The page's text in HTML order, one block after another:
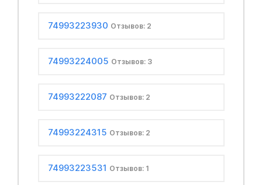
74993223930 Отзывов: 2
74993224005 Отзывов: 3
74993222087 Отзывов: 2
74993224315 Отзывов: 2
74993223531 Отзывов: 1